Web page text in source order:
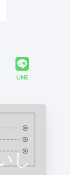
LINE
し